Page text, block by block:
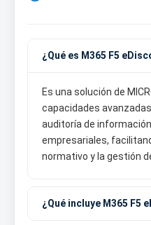
¿Qué es M365 F5
Es una solución de
capacidades
auditoría de
empresariales,
normativo y la gestión
¿Qué incluye M365 F5